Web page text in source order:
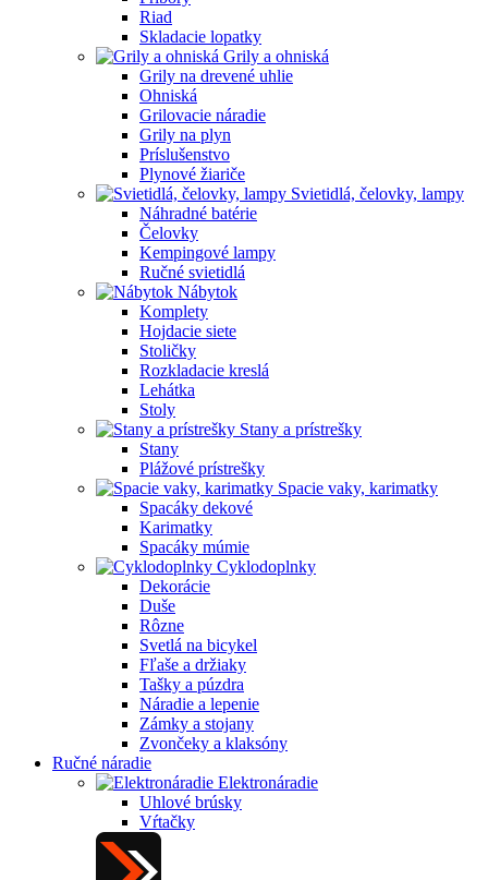
Riad
Skladacie lopatky
Grily a ohniská
Grily na drevené uhlie
Ohniská
Grilovacie náradie
Grily na plyn
Príslušenstvo
Plynové žiariče
Svietidlá, čelovky, lampy
Náhradné batérie
Čelovky
Kempingové lampy
Ručné svietidlá
Nábytok
Komplety
Hojdacie siete
Stoličky
Rozkladacie kreslá
Lehátka
Stoly
Stany a prístrešky
Stany
Plážové prístrešky
Spacie vaky, karimatky
Spacáky dekové
Karimatky
Spacáky múmie
Cyklodoplnky
Dekorácie
Duše
Rôzne
Svetlá na bicykel
Fľaše a držiaky
Tašky a púzdra
Náradie a lepenie
Zámky a stojany
Zvončeky a klaksóny
Ručné náradie
Elektronáradie
Uhlové brúsky
Vŕtačky